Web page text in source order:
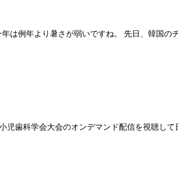
は例年より暑さが弱いですね。 先日、韓国の
歯科学会大会のオンデマンド配信を視聴して